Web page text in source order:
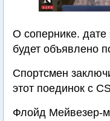
О сопернике.
будет объявлено
Спортсмен
этот поединок с
Флойд Мейвезер-